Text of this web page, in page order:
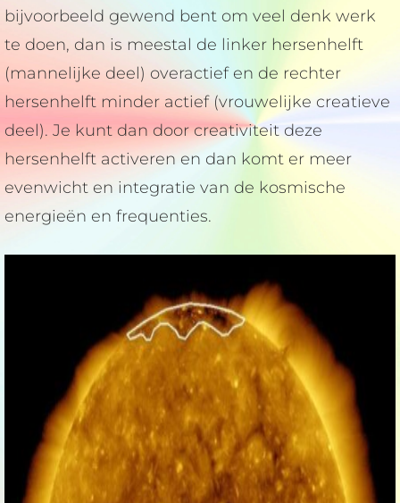
bijvoorbeeld gewend bent om veel denk werk
te doen, dan is meestal de linker hersenhelft
(mannelijke deel) overactief en de rechter
hersenhelft minder actief (vrouwelijke creatieve
deel). Je kunt dan door creativiteit deze
hersenhelft activeren en dan komt er meer
evenwicht en integratie van de kosmische
energieën en frequenties.